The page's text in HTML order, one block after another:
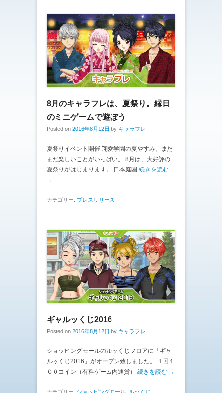
8月のキャラフレは、夏祭り。縁日
のミニゲームで遊ぼう
Posted on 2016年8月12日 by キャラフレ
夏祭りイベント開催 翔愛学園の夏やすみ。まだ
まだ楽しいことがいっぱい。 8月は、大好評の
夏祭りがはじまります。 日本庭園 続きを読む
→
カテゴリー: プレスリリース
ギャルッくじ2016
Posted on 2016年8月12日 by キャラフレ
ショッピングモールのルッくじフロアに「ギャ
ルッくじ2016」がオープン致しました。 １回１
００コイン（有料ゲーム内通貨） 続きを読む →
カテゴリー: ショッピングモール ルッくじ